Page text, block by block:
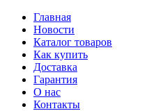
Главная
Новости
Каталог товаров
Как купить
Доставка
Гарантия
О нас
Контакты